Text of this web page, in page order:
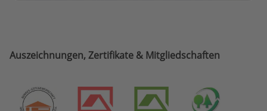
Auszeichnungen, Zertifikate & Mitgliedschaften